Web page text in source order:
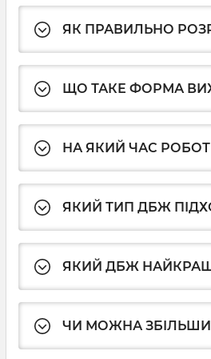
ЯК ПРАВИЛЬНО
ЩО ТАКЕ ФОРМА
НА ЯКИЙ ЧАС
ЯКИЙ ТИП ДБЖ
ЯКИЙ ДБЖ
ЧИ МОЖНА